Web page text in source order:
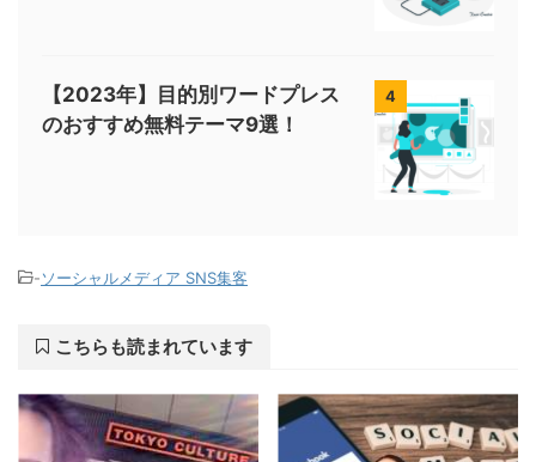
4
【2023年】目的別ワードプレス
のおすすめ無料テーマ9選！
-ソーシャルメディア SNS集客
こちらも読まれています